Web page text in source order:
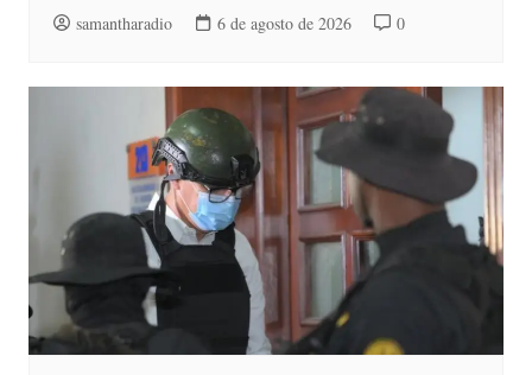
samantharadio 6 de agosto de 2026 0